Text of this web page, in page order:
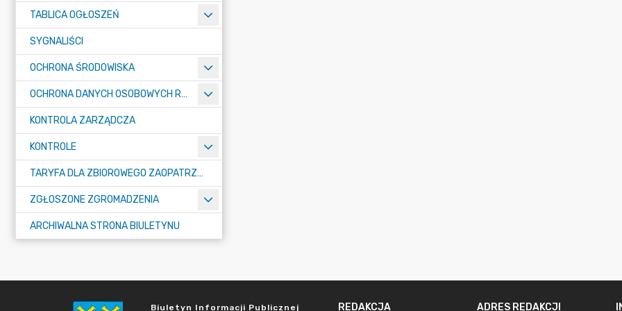
TABLICA OGŁOSZEŃ
SYGNALIŚCI
OCHRONA ŚRODOWISKA
OCHRONA DANYCH OSOBOWYCH RODO
KONTROLA ZARZĄDCZA
KONTROLE
TARYFA DLA ZBIOROWEGO ZAOPATRZENIA W WODĘ I ZBIOROWEGO ODPROWADZANIA ŚCIEKÓW
ZGŁOSZONE ZGROMADZENIA
ARCHIWALNA STRONA BIULETYNU
Biuletyn Informacji Publicznej REDAKCJA ADRES REDAKCJI